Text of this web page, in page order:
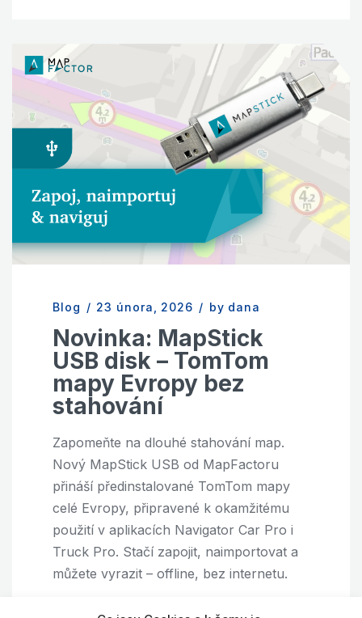
Blog / 23 února, 2026 / by dana
Novinka: MapStick
USB disk – TomTom
mapy Evropy bez
stahování
Zapomeňte na dlouhé stahování map.
Nový MapStick USB od MapFactoru
přináší předinstalované TomTom mapy
celé Evropy, připravené k okamžitému
použití v aplikacích Navigator Car Pro i
Truck Pro. Stačí zapojit, naimportovat a
můžete vyrazit – offline, bez internetu.